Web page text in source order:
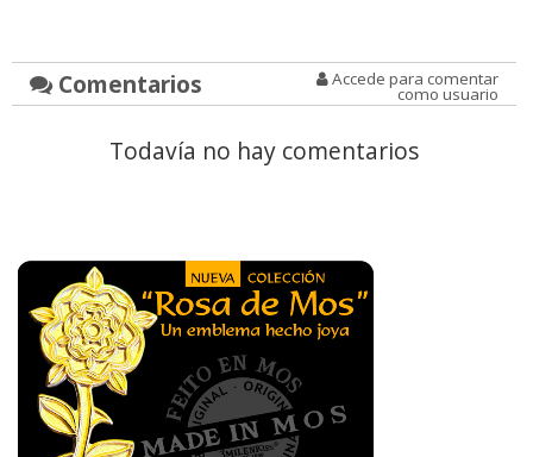
Comentarios Accede para comentar
como usuario
Todavía no hay comentarios